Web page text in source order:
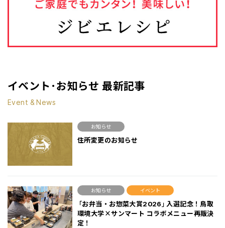
イベント･お知らせ 最新記事
Event & News
お知らせ
住所変更のお知らせ
お知らせ イベント
「お弁当・お惣菜大賞2026」入選記念！鳥取
環境大学×サンマート コラボメニュー再販決
定！